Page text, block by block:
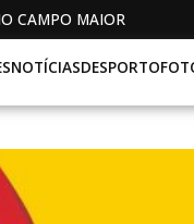
CAMPO MAIOR
NOTÍCIASDESPORTO